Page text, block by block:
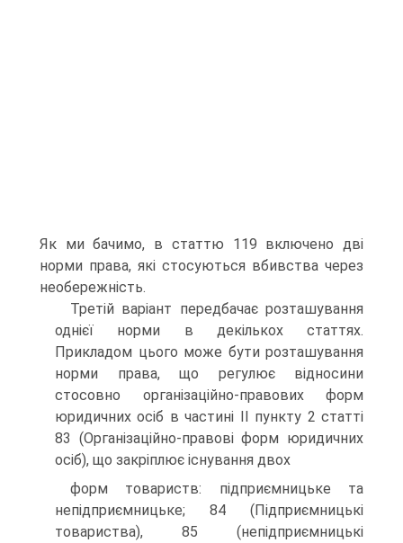
Як ми бачимо, в статтю 119 включено дві
норми права, які стосуються вбивства через
необережність.
Третій варіант передбачає розташування
однієї норми в декількох статтях.
Прикладом цього може бути розташування
норми права, що регулює відносини
стосовно організаційно-правових форм
юридичних осіб в частині II пункту 2 статті
83 (Організаційно-правові форм юридичних
осіб), що закріплює існування двох
форм товариств: підприємницьке та
непідприємницьке; 84 (Підприємницькі
товариства), 85 (непідприємницькі